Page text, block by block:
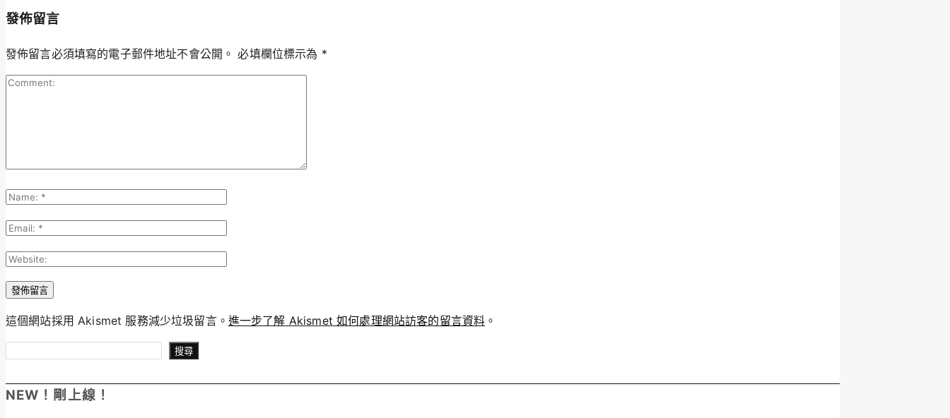
發佈留言
發佈留言必須填寫的電子郵件地址不會公開。 必填欄位標示為 *
這個網站採用 Akismet 服務減少垃圾留言。 進一步了解 Akismet 如何處理網站訪客的留言資料 。
搜尋
NEW！剛上線！